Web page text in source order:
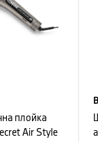
плойка
Air Style